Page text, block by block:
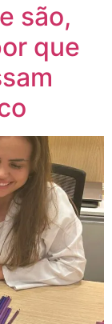
são,
que